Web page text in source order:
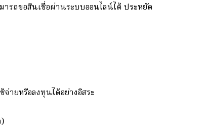
รถขอสินเชื่อผ่านระบบออนไลน์ได้ ประหยัด
ยหรือลงทุนได้อย่างอิสระ